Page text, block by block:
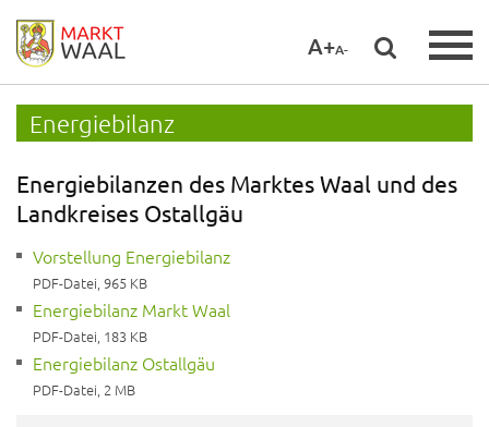
A+A-
Energiebilanz
Energiebilanzen des Marktes Waal und des
Landkreises Ostallgäu
Vorstellung Energiebilanz
PDF-Datei, 965 KB
Energiebilanz Markt Waal
PDF-Datei, 183 KB
Energiebilanz Ostallgäu
PDF-Datei, 2 MB